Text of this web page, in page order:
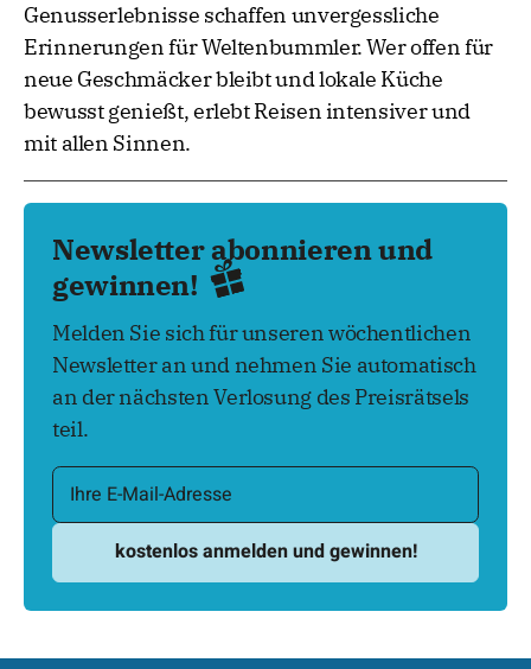
Genusserlebnisse schaffen unvergessliche
Erinnerungen für Weltenbummler. Wer offen für
neue Geschmäcker bleibt und lokale Küche
bewusst genießt, erlebt Reisen intensiver und
mit allen Sinnen.
Newsletter abonnieren und
gewinnen!
Melden Sie sich für unseren wöchentlichen
Newsletter an und nehmen Sie automatisch
an der nächsten Verlosung des Preisrätsels
teil.